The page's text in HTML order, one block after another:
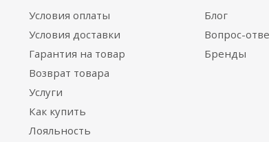
Условия оплаты
Условия доставки
Гарантия на товар
Возврат товара
Услуги
Как купить
Лояльность
Блог
Вопрос-
Бренды